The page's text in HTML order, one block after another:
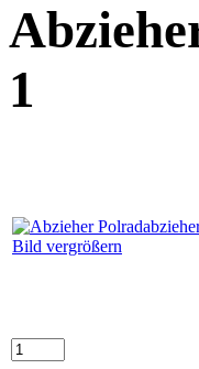
1
Bild vergrößern